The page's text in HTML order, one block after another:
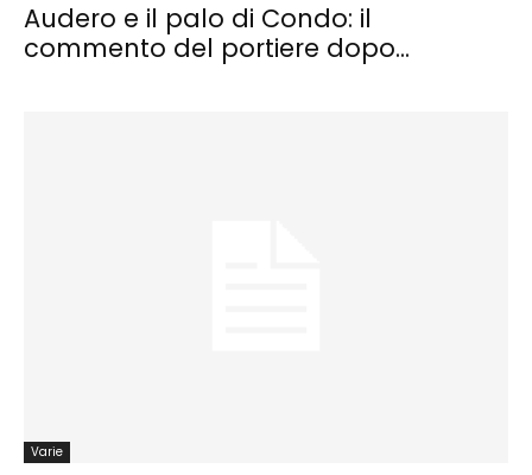
Audero e il palo di Condo: il
commento del portiere dopo...
Varie